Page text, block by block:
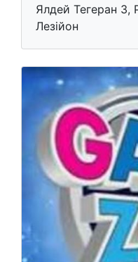
Ялдей Тегеран 3,
Лезійон